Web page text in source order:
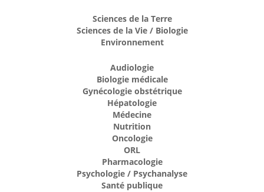
Sciences de la Terre
Sciences de la Vie / Biologie
Environnement
Audiologie
Biologie médicale
Gynécologie obstétrique
Hépatologie
Médecine
Nutrition
Oncologie
ORL
Pharmacologie
Psychologie / Psychanalyse
Santé publique